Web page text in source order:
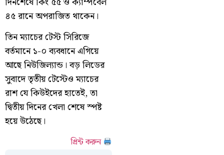
৪৫ রানে অপরাজিত থাকেন।
তিন ম্যাচের টেস্ট সিরিজে
বর্তমানে ১-০ ব্যবধানে এগিয়ে
আছে নিউজিল্যান্ড। বড় লিডের
সুবাদে তৃতীয় টেস্টেও ম্যাচের
রাশ যে কিউইদের হাতেই, তা
দ্বিতীয় দিনের খেলা শেষে স্পষ্ট
হয়ে উঠেছে।
প্রিন্ট করুন